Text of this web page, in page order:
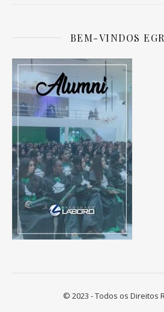
BEM-VINDOS
© 2023 - Todos os Direitos